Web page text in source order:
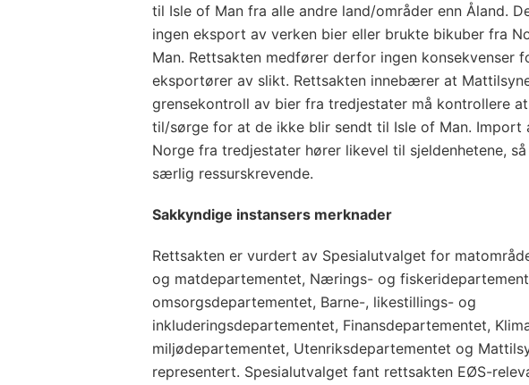
til Isle of Man fra alle andre land/områder enn Åland.
ingen eksport av verken bier eller brukte bikuber fra
Man. Rettsakten medfører derfor ingen konsekvenser
eksportører av slikt. Rettsakten innebærer at
grensekontroll av bier fra tredjestater må kontrollere
til/sørge for at de ikke blir sendt til Isle of Man. Import
Norge fra tredjestater hører likevel til sjeldenhetene,
særlig ressurskrevende.
Sakkyndige instansers merknader
Rettsakten er vurdert av Spesialutvalget for
og matdepartementet, Nærings- og
omsorgsdepartementet, Barne-, likestillings- og
inkluderingsdepartementet, Finansdepartementet,
miljødepartementet, Utenriksdepartementet og
representert. Spesialutvalget fant rettsakten EØS-